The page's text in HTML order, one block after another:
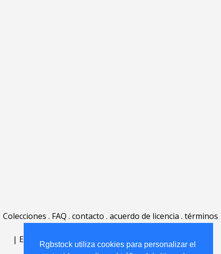
Rgbstock utiliza cookies para personalizar el
Colecciones . FAQ . contacto . acuerdo de licencia . términos
| English | Deutsch| Español Português
Nederlands|